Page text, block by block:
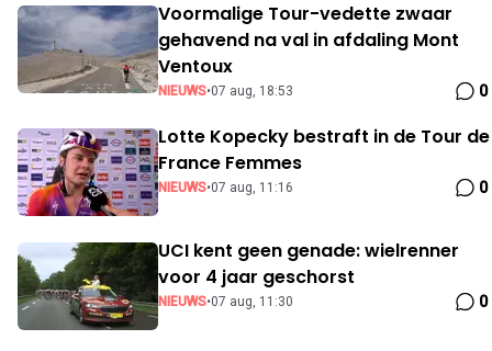
Voormalige Tour-vedette zwaar
gehavend na val in afdaling Mont
Ventoux
NIEUWS•07 aug, 18:53 0
Lotte Kopecky bestraft in de Tour de
France Femmes
NIEUWS•07 aug, 11:16 0
UCI kent geen genade: wielrenner
voor 4 jaar geschorst
NIEUWS•07 aug, 11:30 0